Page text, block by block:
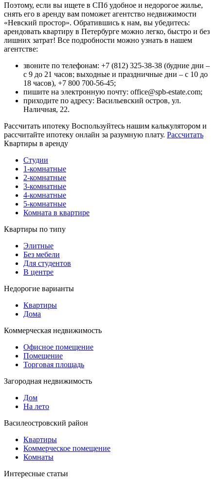
Поэтому, если вы ищете в СПб удобное и недорогое жилье,
снять его в аренду вам поможет агентство недвижимости
«Невский простор». Обратившись к нам, вы убедитесь:
арендовать квартиру в Петербурге можно легко, быстро и без
лишних затрат! Все подробности можно узнать в нашем
агентстве:
звоните по телефонам: +7 (812) 325-38-38 (будние дни –
с 9 до 21 часов; выходные и праздничные дни – с 10 до
18 часов), +7 800 700-56-45;
пишите на электронную почту: office@spb-estate.com;
приходите по адресу: Васильевский остров, ул.
Наличная, 22.
Рассчитать ипотеку Воспользуйтесь нашим калькулятором и
рассчитайте ипотеку онлайн за разумную плату. Рассчитать
Квартиры в аренду
Студии
1-комнатные
2-комнатные
3-комнатные
4-комнатные
5-комнатные
Комната в квартире
Квартиры по типу
Элитные
Без мебели
Для студентов
В центре
Недорогие варианты
Квартиры
Дома
Коммерческая недвижимость
Офисное помещение
Помещение
Торговая площадь
Загородная недвижимость
Дом
На лето
Василеостровский район
Квартиры
Коммерческое помещение
Комнаты
Интересные статьи